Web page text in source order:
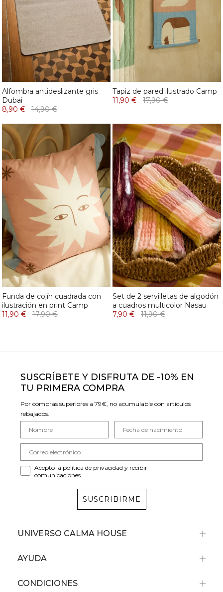
Alfombra antideslizante gris
Dubai
8,90 €
14,90 €
Tapiz de pared ilustrado Camp
11,90 €
17,90 €
Funda de cojín cuadrada con
ilustración en print Camp
11,90 €
17,90 €
Set de 2 servilletas de algodón
a cuadros multicolor Nasau
7,90 €
11,90 €
SUSCRÍBETE Y DISFRUTA DE -10% EN
TU PRIMERA COMPRA
Por compras superiores a 79€, no acumulable con artículos
rebajados.
Acepto la política de privacidad y recibir
comunicaciones
SUSCRIBIRME
UNIVERSO CALMA HOUSE
AYUDA
CONDICIONES